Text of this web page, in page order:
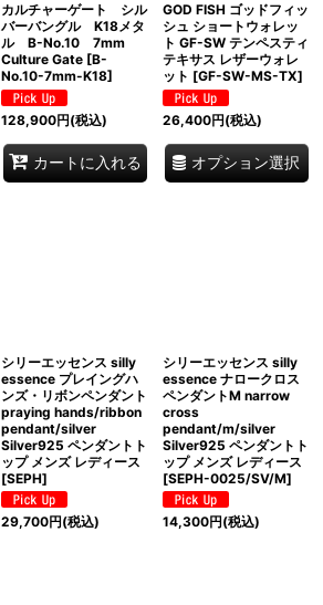
カルチャーゲート シル
バーバングル K18メタ
ル B-No.10 7mm
Culture Gate [B-
No.10-7mm-K18]
128,900円(税込)
カートに入れる
GOD FISH ゴッドフィッ
シュ ショートウォレッ
ト GF-SW テンペスティ
テキサス レザーウォレ
ット [GF-SW-MS-TX]
26,400円(税込)
オプション選択
シリーエッセンス silly
essence プレイングハ
ンズ・リボンペンダント
praying hands/ribbon
pendant/silver
Silver925 ペンダントト
ップ メンズ レディース
[SEPH]
29,700円(税込)
シリーエッセンス silly
essence ナロークロス
ペンダントM narrow
cross
pendant/m/silver
Silver925 ペンダントト
ップ メンズ レディース
[SEPH-0025/SV/M]
14,300円(税込)